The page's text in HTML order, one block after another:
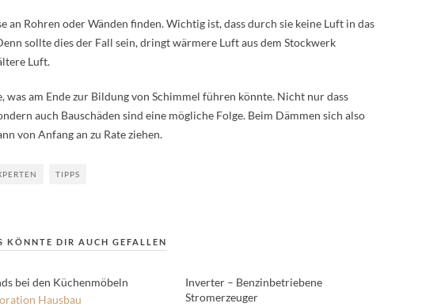
an Rohren oder Wänden finden. Wichtig ist, dass durch sie keine Luft in das
sollte dies der Fall sein, dringt wärmere Luft aus dem Stockwerk
Luft.
was am Ende zur Bildung von Schimmel führen könnte. Nicht nur dass
auch Bauschäden sind eine mögliche Folge. Beim Dämmen sich also
von Anfang an zu Rate ziehen.
TIPPS
KÖNNTE DIR AUCH GEFALLEN
bei den Küchenmöbeln
Hausbau
Inverter – Benzinbetriebene
Stromerzeuger